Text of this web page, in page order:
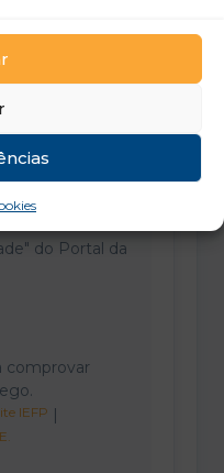
trabalho (dias
e saída),
Em papel
do Portal da
comprovar
IEFP |